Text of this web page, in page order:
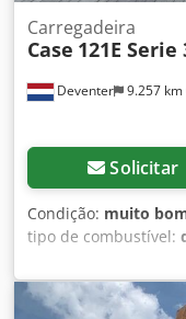
Deventer 9.257 km
Carregadeira
Case 121E Serie
Solicitar
Condição: muito
tipo de combustível:
Controlo com 2
CASE 121E Série 3